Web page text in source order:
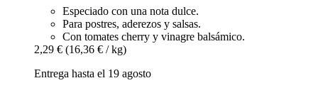
Especiado con una nota dulce.
Para postres, aderezos y salsas.
Con tomates cherry y vinagre balsámico.
2,29 € (16,36 € / kg)
Entrega hasta el 19 agosto